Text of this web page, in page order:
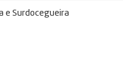
e Surdocegueira